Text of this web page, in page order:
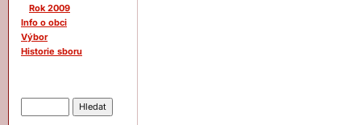
Rok 2009
Info o obci
Výbor
Historie sboru